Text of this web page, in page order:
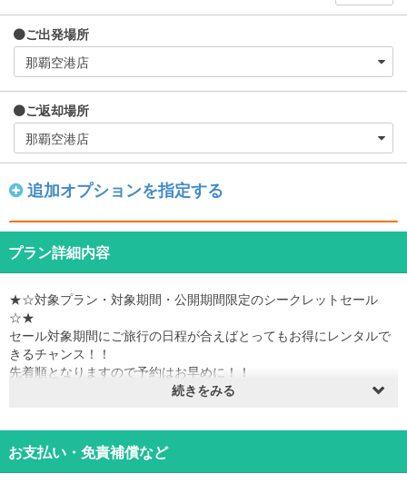
ご出発場所
ご返却場所
追加オプションを指定する
プラン詳細内容
★☆対象プラン・対象期間・公開期間限定のシークレットセール
☆★
セール対象期間にご旅行の日程が合えばとってもお得にレンタルで
きるチャンス！！
先着順となりますので予約はお早めに！！
※予約枠が埋まり次第販売終了となります。
販売期間：2026年8月3日～2027年3月31日
☆令和7年式☆★AudiのプレミアムSUVが登場！洗練されたおしゃれ
続きをみる
お支払い・免責補償など